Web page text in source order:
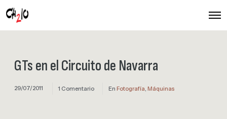
O
GTs en el Circuito de Navarra
29/07/2011 1 Comentario En Fotografía, Máquinas